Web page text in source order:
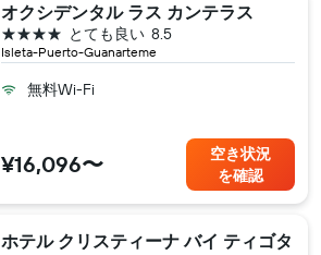
オクシデンタル ラス カンテラス
Isleta-Puerto-Guanarteme
8.5
とても良い
4つ星
無料Wi-Fi
¥16,096〜
空き状況
を確認
ホテル クリスティーナ バイ ティゴタ